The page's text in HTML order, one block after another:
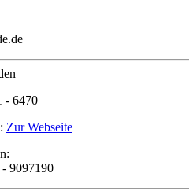
- 6470
Zur Webseite
9097190